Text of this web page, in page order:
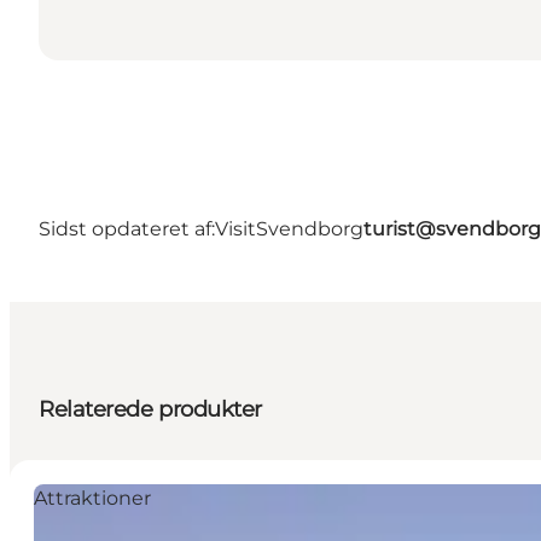
Sidst opdateret af:VisitSvendborg
Relaterede produkter
Attraktioner